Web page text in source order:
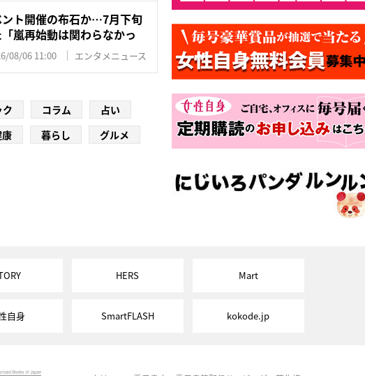
ト開催の布石か…7月下旬
嵐再始動は関わらなかっ
08/06 11:00 エンタメニュース
ク コラム
占い
暮らし グルメ
HERS Mart
自身 SmartFLASH kokode.jp